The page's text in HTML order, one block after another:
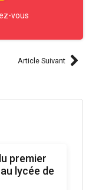
vous
Article Suivant
premier
lycée de